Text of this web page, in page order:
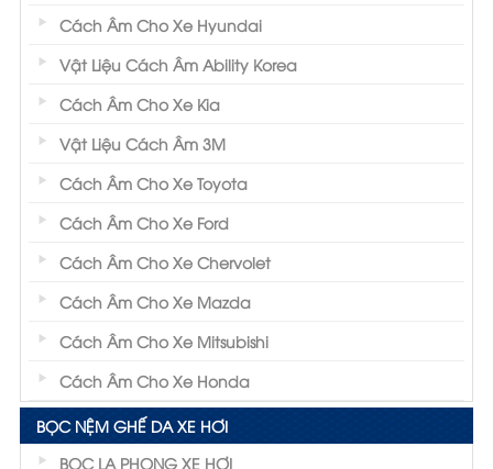
Cách Âm Cho Xe Hyundai
Vật Liệu Cách Âm Ability Korea
Cách Âm Cho Xe Kia
Vật Liệu Cách Âm 3M
Cách Âm Cho Xe Toyota
Cách Âm Cho Xe Ford
Cách Âm Cho Xe Chervolet
Cách Âm Cho Xe Mazda
Cách Âm Cho Xe Mitsubishi
Cách Âm Cho Xe Honda
BỌC NỆM GHẾ DA XE HƠI
BỌC LA PHONG XE HƠI